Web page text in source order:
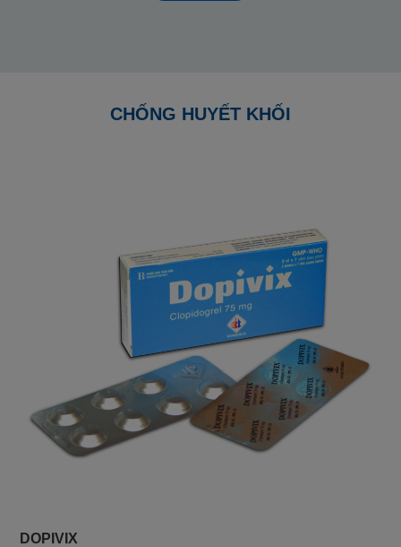
CHỐNG HUYẾT KHỐI
DOPIVIX